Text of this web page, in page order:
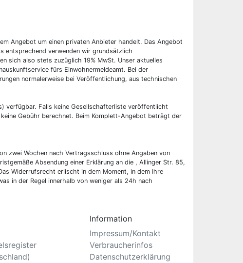
Angebot um einen privaten Anbieter handelt. Das Angebot
entsprechend verwenden wir grundsätzlich
sich also stets zuzüglich 19% MwSt. Unser aktuelles
fürs Einwohnermeldeamt. Bei der
normalerweise bei Veröffentlichung, aus technischen
verfügbar. Falls keine Gesellschafterliste veröffentlicht
Gebühr berechnet. Beim Komplett-Angebot beträgt der
zwei Wochen nach Vertragsschluss ohne Angaben von
Absendung einer Erklärung an die , Allinger Str. 85,
Widerrufsrecht erlischt in dem Moment, in dem Ihre
in der Regel innerhalb von weniger als 24h nach
Information
Impressum/Kontakt
Verbraucherinfos
Datenschutzerklärung